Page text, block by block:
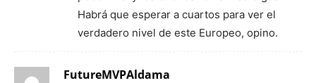
Habrá que esperar a cuartos para ver el
verdadero nivel de este Europeo, opino.
FutureMVPAldama